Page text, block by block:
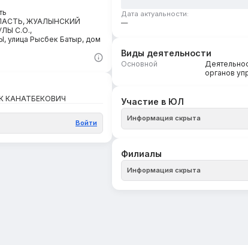
ЖУАЛЫНСКИЙ
С.О.,
Рысбек Батыр, дом
КАНАТБЕКОВИЧ
Войти
Дата актуальности:
—
Виды деятельности
Основной
органов
Участие в ЮЛ
Информация скрыта
Филиалы
Информация скрыта